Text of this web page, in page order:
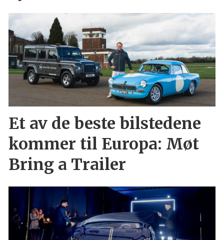
Et av de beste bilstedene
kommer til Europa: Møt
Bring a Trailer